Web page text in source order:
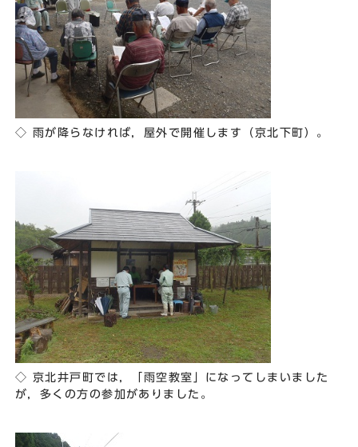
◇ 雨が降らなければ，屋外で開催します（京北下町）。
◇ 京北井戸町では，「雨空教室」になってしまいました
が，多くの方の参加がありました。